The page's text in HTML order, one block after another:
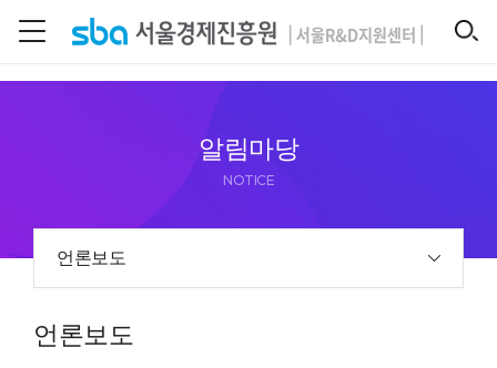
알림마당
NOTICE
언론보도
언론보도